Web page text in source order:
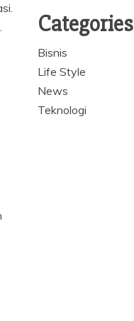
Categories
Bisnis
Life Style
News
Teknologi